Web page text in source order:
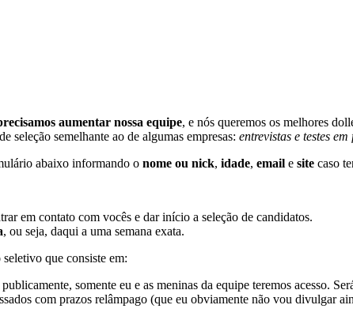
aumentar nossa equipe, e nós queremos os melhores
seleção semelhante ao de algumas empresas: entrevistas e testes
abaixo informando o nome ou nick, idade, email e site caso
em contato com vocês e dar início a seleção de candidatos.
, ou seja, daqui a uma semana exata.
que consiste em:
somente eu e as meninas da equipe teremos acesso.
com prazos relâmpago (que eu obviamente não vou divulgar